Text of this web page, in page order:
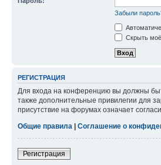
Забыли
Скрыть
РЕГИСТРАЦИЯ
Для входа на конференцию вы должны
также дополнительные привилегии для
присутствие на форумах означает
Общие правила
Соглашение о
Регистрация